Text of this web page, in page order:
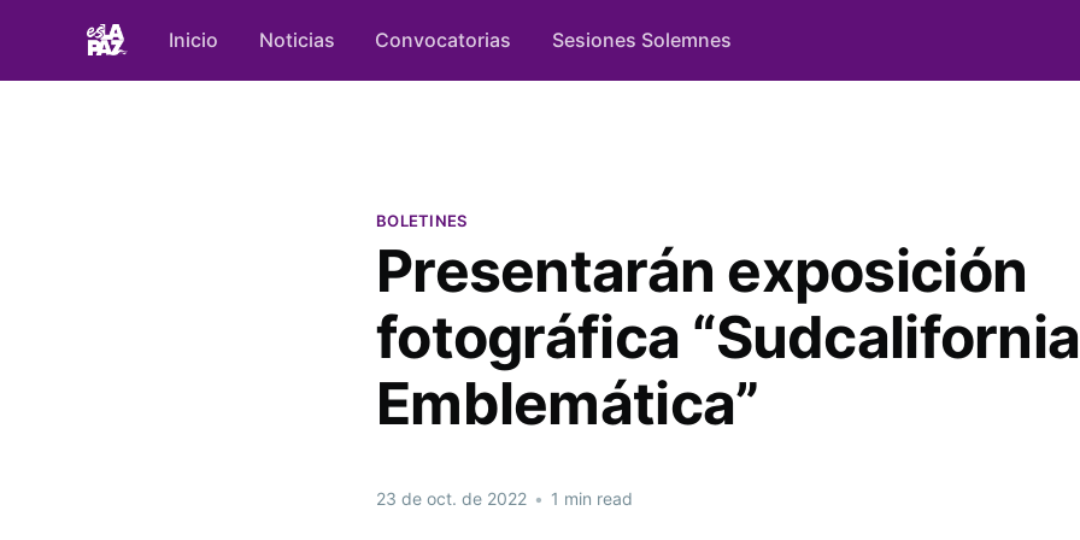
Inicio Noticias Convocatorias Sesiones Solemnes
BOLETINES
Presentarán exposición
fotográfica “Sudcalifornia
Emblemática”
23 de oct. de 2022 • 1 min read